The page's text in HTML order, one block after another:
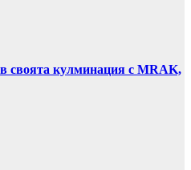
своята кулминация с MRAK,